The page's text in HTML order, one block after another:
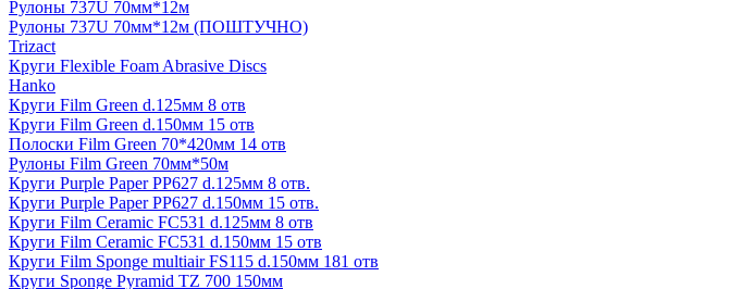
Рулоны 737U 70мм*12м
Рулоны 737U 70мм*12м (ПОШТУЧНО)
Trizact
Круги Flexible Foam Abrasive Discs
Hanko
Круги Film Green d.125мм 8 отв
Круги Film Green d.150мм 15 отв
Полоски Film Green 70*420мм 14 отв
Рулоны Film Green 70мм*50м
Круги Purple Paper PP627 d.125мм 8 отв.
Круги Purple Paper PP627 d.150мм 15 отв.
Круги Film Ceramic FC531 d.125мм 8 отв
Круги Film Ceramic FC531 d.150мм 15 отв
Круги Film Sponge multiair FS115 d.150мм 181 отв
Круги Sponge Pyramid TZ 700 150мм